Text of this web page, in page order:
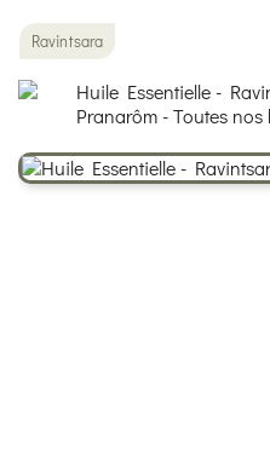
Ravintsara